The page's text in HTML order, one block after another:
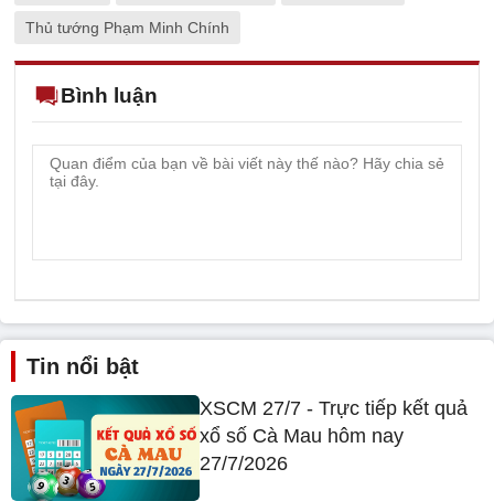
Thủ tướng Phạm Minh Chính
Bình luận
Tin nổi bật
XSCM 27/7 - Trực tiếp kết quả
xổ số Cà Mau hôm nay
27/7/2026